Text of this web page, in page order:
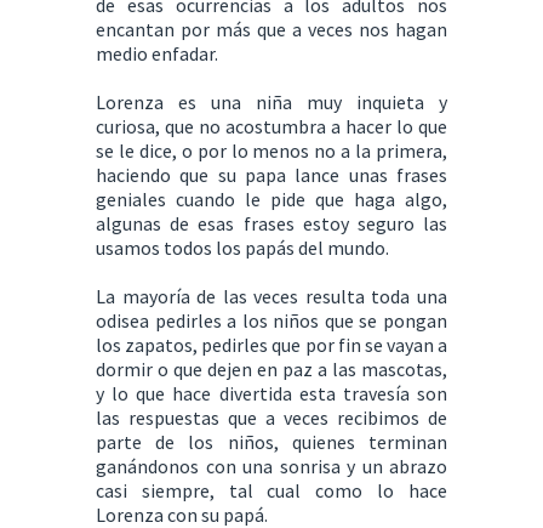
de esas ocurrencias a los adultos nos
encantan por más que a veces nos hagan
medio enfadar.
Lorenza es una niña muy inquieta y
curiosa, que no acostumbra a hacer lo que
se le dice, o por lo menos no a la primera,
haciendo que su papa lance unas frases
geniales cuando le pide que haga algo,
algunas de esas frases estoy seguro las
usamos todos los papás del mundo.
La mayoría de las veces resulta toda una
odisea pedirles a los niños que se pongan
los zapatos, pedirles que por fin se vayan a
dormir o que dejen en paz a las mascotas,
y lo que hace divertida esta travesía son
las respuestas que a veces recibimos de
parte de los niños, quienes terminan
ganándonos con una sonrisa y un abrazo
casi siempre, tal cual como lo hace
Lorenza con su papá.